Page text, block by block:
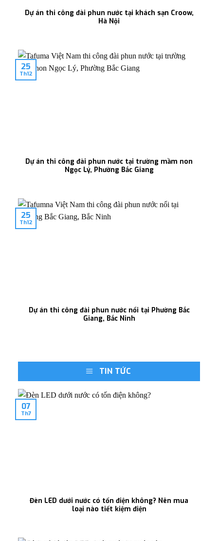
Dự án thi công đài phun nước tại khách sạn Croow,
Hà Nội
Dự án thi công đài phun nước tại trường mầm non
Ngọc Lý, Phường Bắc Giang
25
Th12
Dự án thi công đài phun nước nổi tại Phường Bắc
Giang, Bắc Ninh
25
Th12
TIN TỨC
Đèn LED dưới nước có tốn điện không? Nên mua
loại nào tiết kiệm điện
07
Th7